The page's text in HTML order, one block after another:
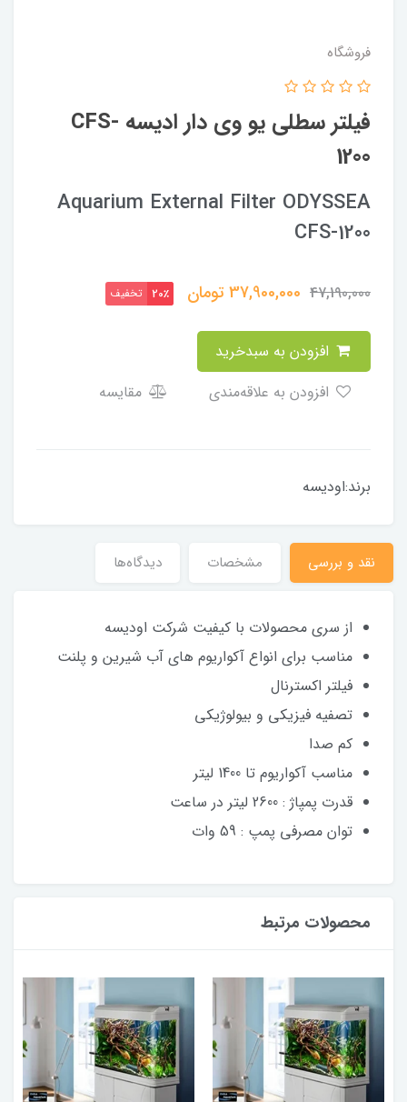
فروشگاه
فیلتر سطلی یو وی دار ادیسه CFS-
1200
Aquarium External Filter ODYSSEA
CFS-1200
47,190,000
37,900,000تومان 20٪ تخفیف
مقایسه
برند:اودیسه
نقد و بررسی مشخصات دیدگاه‌ها
از سری محصولات با کیفیت شرکت اودیسه
مناسب برای انواع آکواریوم های آب شیرین و پلنت
فیلتر اکسترنال
تصفیه فیزیکی و بیولوژیکی
کم صدا
مناسب آکواریوم تا 1400 لیتر
قدرت پمپاژ : 2600 لیتر در ساعت
توان مصرفی پمپ : 59 وات
محصولات مرتبط